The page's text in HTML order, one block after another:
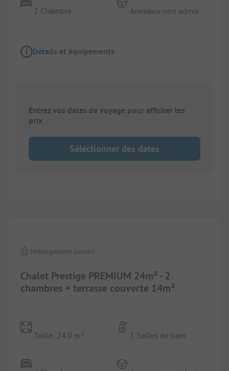
2 Chambre Animaux non admis
Détails et équipements
Entrez vos dates de voyage pour afficher les
prix
Sélectionner des dates
Chalet Prestige PREMIUM 24m² - 2
chambres + terrasse couverte 14m²
Hébergement Locatif
Taille: 24.0 m² 1 Salles de bain